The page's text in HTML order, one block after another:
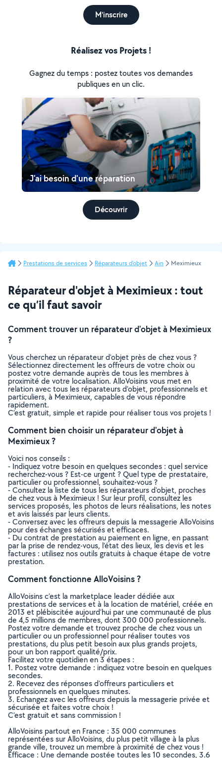
M'inscrire
Réalisez vos Projets !
Gagnez du temps : postez toutes vos demandes
publiques en un clic.
J'ai besoin d'une réparation
Découvrir
Prestations de services Réparateurs d'objet Ain Meximieux
Réparateur d'objet à Meximieux : tout
ce qu’il faut savoir
Comment trouver un réparateur d'objet à Meximieux
?
Vous cherchez un réparateur d'objet près de chez vous ?
Sélectionnez directement les offreurs de votre choix ou
postez votre demande auprès de tous les membres à
proximité de votre localisation. AlloVoisins vous met en
relation avec tous les réparateurs d'objet, professionnels et
particuliers, à Meximieux, capables de vous répondre
rapidement.
C’est gratuit, simple et rapide pour réaliser tous vos projets !
Comment bien choisir un réparateur d'objet à
Meximieux ?
Voici nos conseils :
- Indiquez votre besoin en quelques secondes : quel service
recherchez-vous ? Est-ce urgent ? Quel type de prestataire,
particulier ou professionnel, souhaitez-vous ?
- Consultez la liste de tous les réparateurs d'objet, proches
de chez vous à Meximieux ! Sur leur profil, consultez les
services proposés, les photos de leurs réalisations, les notes
et avis laissés par leurs clients.
- Conversez avec les offreurs depuis la messagerie AlloVoisins
pour des échanges sécurisés et efficaces.
- Du contrat de prestation au paiement en ligne, en passant
par la prise de rendez-vous, l’état des lieux, les devis et les
factures : utilisez nos outils gratuits à chaque étape de votre
prestation.
Comment fonctionne AlloVoisins ?
AlloVoisins c’est la marketplace leader dédiée aux
prestations de services et à la location de matériel, créée en
2013 et plébiscitée aujourd’hui par une communauté de plus
de 4,5 millions de membres, dont 300 000 professionnels.
Postez votre demande et trouvez proche de chez vous un
particulier ou un professionnel pour réaliser toutes vos
prestations, du plus petit besoin aux plus grands projets,
pour un bon rapport qualité/prix.
Facilitez votre quotidien en 3 étapes :
1. Postez votre demande : indiquez votre besoin en quelques
secondes.
2. Recevez des réponses d’offreurs particuliers et
professionnels en quelques minutes.
3. Echangez avec les offreurs depuis la messagerie privée et
sécurisée et faites votre choix !
C’est gratuit et sans commission !
AlloVoisins partout en France : 35 000 communes
représentées sur AlloVoisins, du plus petit village à la plus
grande ville, trouvez un membre à proximité de chez vous !
Efficace : Une demande postée toutes les 10 secondes, 3.6